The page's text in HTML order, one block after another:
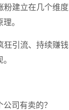
粉建立在几个维
。
狂引流、持续赚
司有卖的？